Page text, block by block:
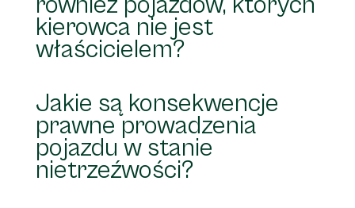
kierowca nie jest
właścicielem?
Jakie są konsekwencje
prawne prowadzenia
pojazdu w stanie
nietrzeźwości?